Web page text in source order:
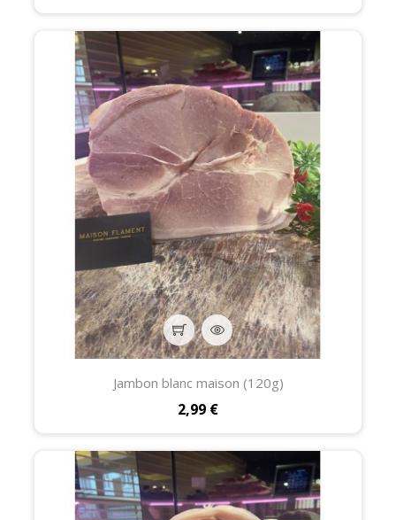
Jambon blanc maison (120g)
Prix
2,99 €